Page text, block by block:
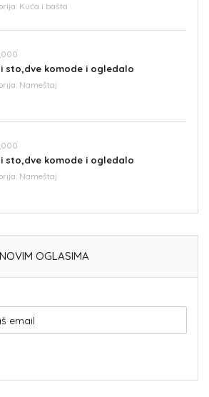
Kuća i bašta
sto,dve komode i ogledalo
Nameštaj
sto,dve komode i ogledalo
Nameštaj
OGLASIMA